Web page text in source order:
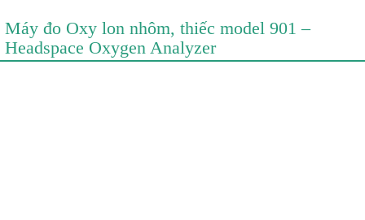
Máy đo Oxy lon nhôm, thiếc model 901 –
Headspace Oxygen Analyzer